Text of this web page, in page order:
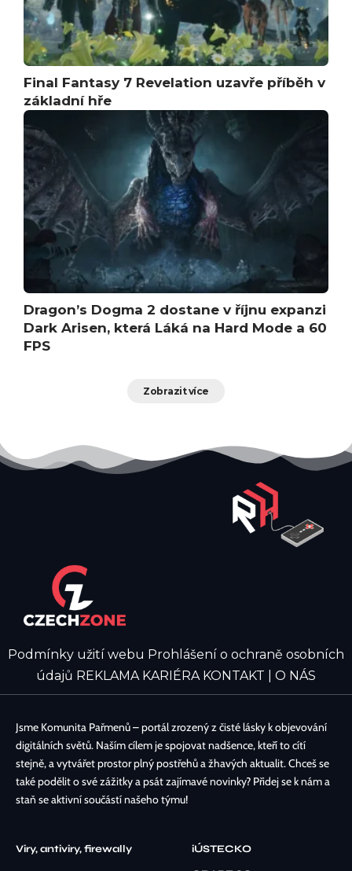
Final Fantasy 7 Revelation uzavře příběh v
základní hře
Dragon’s Dogma 2 dostane v říjnu expanzi
Dark Arisen, která Láká na Hard Mode a 60
FPS
Zobrazit více
Podmínky užití webu Prohlášení o ochraně osobních
údajů REKLAMA KARIÉRA KONTAKT | O NÁS
Jsme Komunita Pařmenů – portál zrozený z čisté lásky k objevování
digitálních světů. Naším cílem je spojovat nadšence, kteří to cítí
stejně, a vytvářet prostor plný postřehů a žhavých aktualit. Chceš se
také podělit o své zážitky a psát zajímavé novinky? Přidej se k nám a
staň se aktivní součástí našeho týmu!
Viry, antiviry, firewally
iÚSTECKO